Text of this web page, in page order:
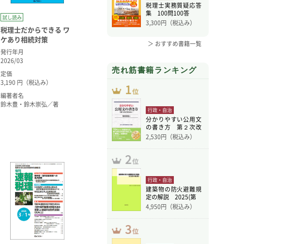
試し読み
税理士だからできる ワ
ケあり相続対策
発行年月
2026/03
定価
3,190 円（税込み）
編著者名
鈴木豊・鈴木崇弘／著
税理士実務質疑応答
集 100問100答
3,300円（税込み）
＞ おすすめ書籍一覧
売れ筋書籍ランキング
行政・自治
分かりやすい公用文
の書き方 第２次改
訂版
2,530円（税込み）
行政・自治
建築物の防火避難規
定の解説 2025(第
4,950円（税込み）